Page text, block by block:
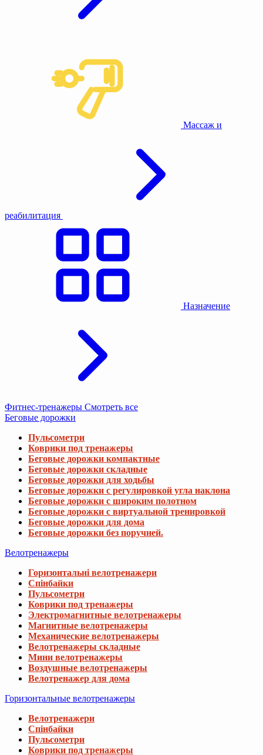
Массаж и
реабилитация
Назначение
Фитнес-тренажеры Смотреть все
Беговые дорожки
Пульсометри
Коврики под тренажеры
Беговые дорожки компактные
Беговые дорожки складные
Беговые дорожки для ходьбы
Беговые дорожки с регулировкой угла наклона
Беговые дорожки с широким полотном
Беговые дорожки с виртуальной тренировкой
Беговые дорожки для дома
Беговые дорожки без поручней.
Велотренажеры
Горизонтальні велотренажери
Спінбайки
Пульсометри
Коврики под тренажеры
Электромагнитные велотренажеры
Магнитные велотренажеры
Механические велотренажеры
Велотренажеры складные
Мини велотренажеры
Воздушные велотренажеры
Велотренажер для дома
Горизонтальные велотренажеры
Велотренажери
Спінбайки
Пульсометри
Коврики под тренажеры